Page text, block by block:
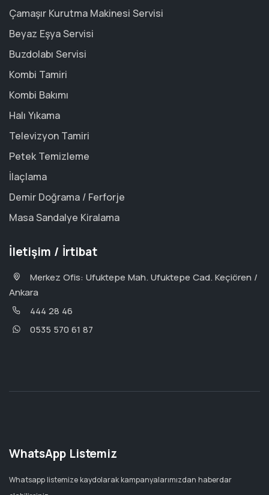
Çamaşır Kurutma Makinesi Servisi
Beyaz Eşya Servisi
Buzdolabı Servisi
Kombi Tamiri
Kombi Bakımı
Halı Yıkama
Televizyon Tamiri
Petek Temizleme
İlaçlama
Demir Doğrama / Ferforje
Masa Sandalye Kiralama
İletişim / İrtibat
Merkez Ofis: Ufuktepe Mah. Ufuktepe Cad. Keçiören /
Ankara
444 28 46
0535 570 61 87
WhatsApp Listemiz
Whatsapp listemize kaydolarak kampanyalarımızdan haberdar